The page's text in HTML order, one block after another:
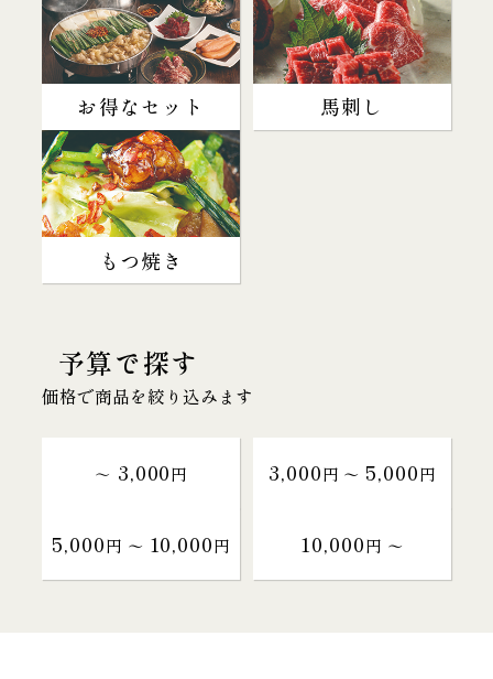
お得なセット 馬刺し
もつ焼き
予算で探す
価格で商品を絞り込みます
～ 3,000円 3,000円 〜 5,000円
5,000円 〜 10,000円 10,000円 〜